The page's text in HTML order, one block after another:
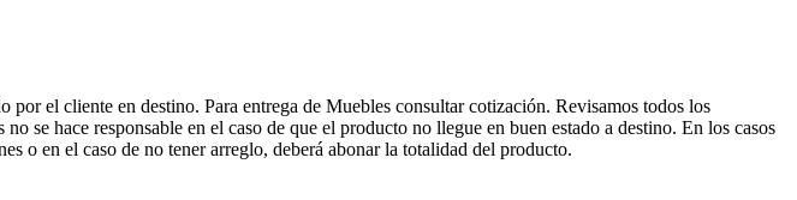
el cliente en destino. Para entrega de Muebles consultar cotización. Revisamos todos los
se hace responsable en el caso de que el producto no llegue en buen estado a destino. En los casos
o en el caso de no tener arreglo, deberá abonar la totalidad del producto.